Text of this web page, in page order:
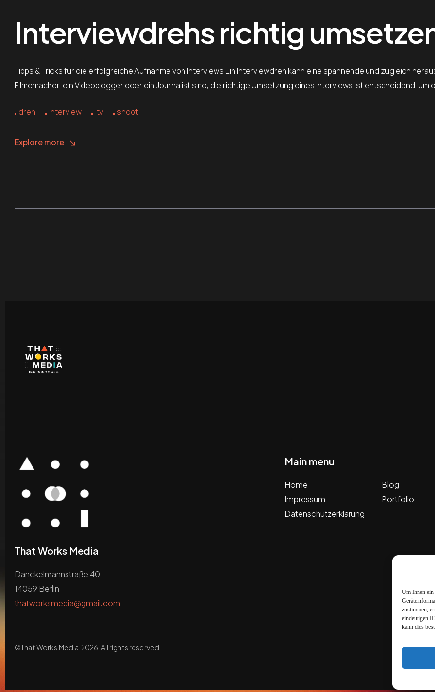
Um Ihnen ein
zustimmen,
eindeutigen
kann dies
Interviewdrehs richtig
Tipps & Tricks für die erfolgreiche Aufnahme von Interviews Ein Interviewdreh kann eine spannende und zugleich
Filmemacher, ein Videoblogger oder ein Journalist sind, die richtige Umsetzung eines Interviews ist entscheidend, um
dreh interview itv shoot
Explore more
That Works Media
Danckelmannstraße 40
14059 Berlin
thatworksmedia@gmail.com
©That Works Media 2026. All rights reserved.
Main menu
Home
Impressum
Datenschutzerklärung
Blog
Portfolio